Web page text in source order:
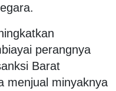
perangnya
Barat
menjual minyaknya